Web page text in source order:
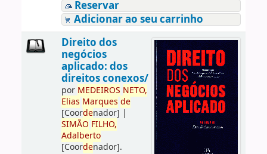
Reservar
Adicionar ao seu carrinho
Direito dos
negócios
aplicado: dos
direitos conexos/
por MEDEIROS NETO,
Elias Marques de
[Coordenador] |
SIMÃO FILHO,
Adalberto
[Coordenador].